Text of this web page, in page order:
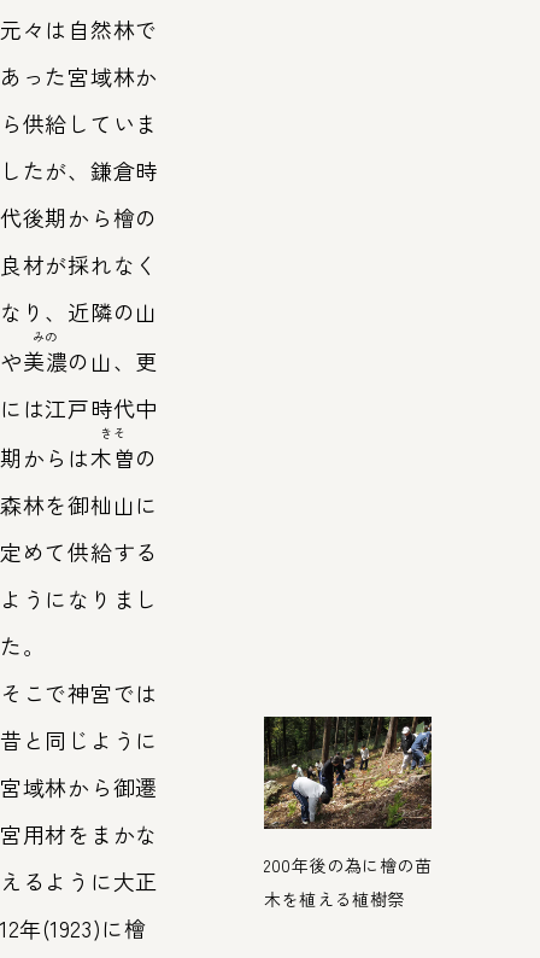
元々は自然林で
あった宮域林か
ら供給していま
したが、鎌倉時
代後期から檜の
良材が採れなく
なり、近隣の山
や美濃
みの
の山、更
には江戸時代中
期からは木曽
きそ
の
森林を御杣山に
定めて供給する
ようになりまし
た。
そこで神宮では
昔と同じように
宮域林から御遷
宮用材をまかな
えるように大正
12年(1923)に檜
200年後の為に檜の苗
木を植える植樹祭